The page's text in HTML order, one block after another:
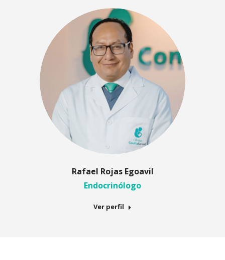
Rafael Rojas Egoavil
Endocrinólogo
Ver perfil